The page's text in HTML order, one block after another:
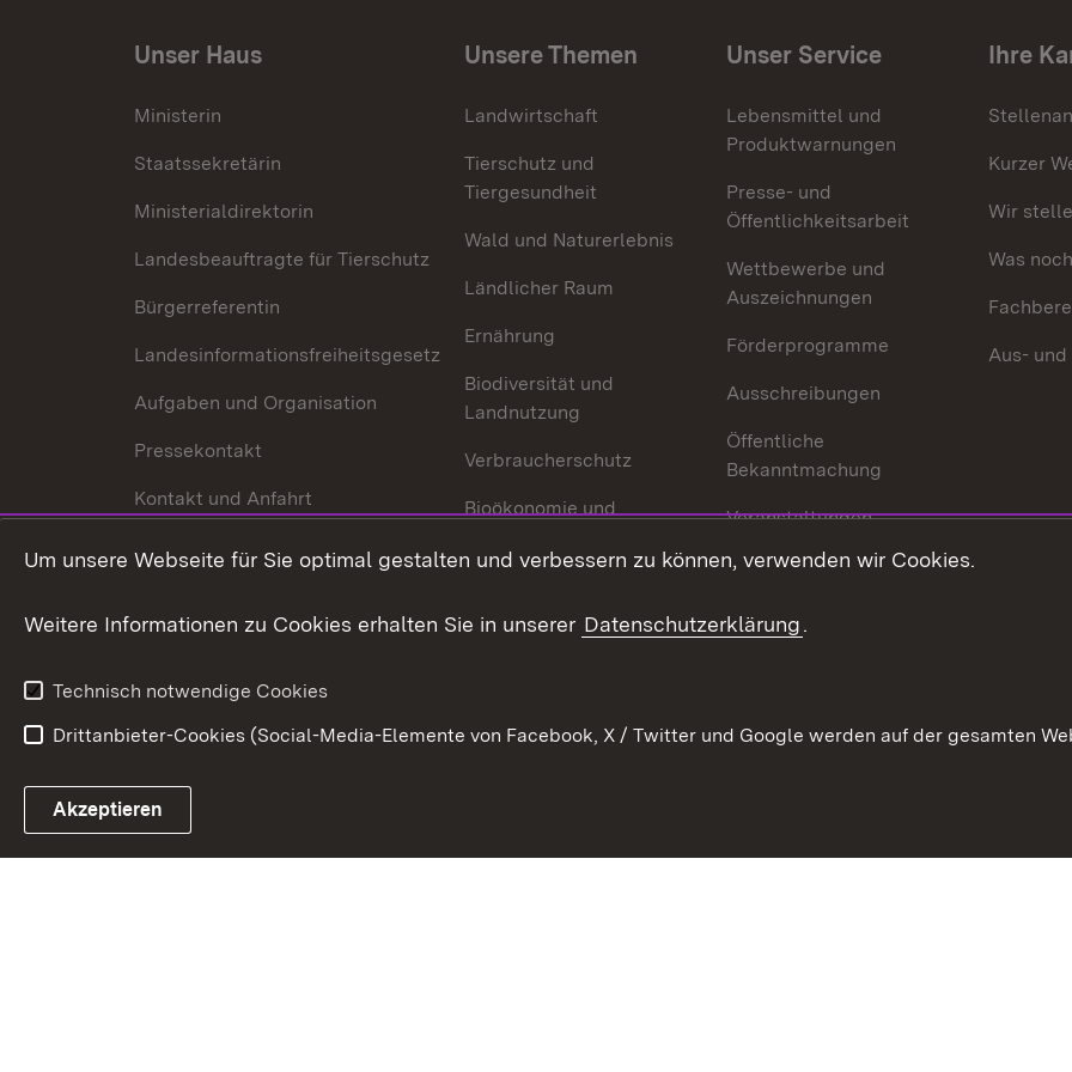
Unser Haus
Ministerin
Staatssekretärin
Ministerialdirektorin
Landesbeauftragte für Tierschutz
Bürgerreferentin
Landesinformationsfreiheitsgesetz
Aufgaben und Organisation
Pressekontakt
Kontakt und Anfahrt
Unsere Themen
Landwirtschaft
Tierschutz und
Tiergesundheit
Wald und Naturerlebnis
Ländlicher Raum
Ernährung
Biodiversität und
Landnutzung
Verbraucherschutz
Bioökonomie und
Unser Service
Lebensmittel und
Produktwarnungen
Presse- und
Öffentlichkeitsarbeit
Wettbewerbe und
Auszeichnungen
Förderprogramme
Ausschreibungen
Öffentliche
Bekanntmachung
Veranstaltungen
Mediathek
Publikationen
Ihre
Kurzer
Wir
Was
Aus-
Link zum Landesportal
Um unsere Webseite für Sie optimal gestalten und verbessern zu können, verwenden wir Cookies.
Weitere Informationen zu Cookies erhalten Sie in unserer Datenschutzerklärung.
Technisch notwendige Cookies
Drittanbieter-Cookies (Social-Media-Elemente von Facebook, X / Twitter und Google werden auf der gesamten
Akzeptieren